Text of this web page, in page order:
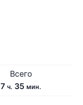
Всего
7чч. 35ммин.